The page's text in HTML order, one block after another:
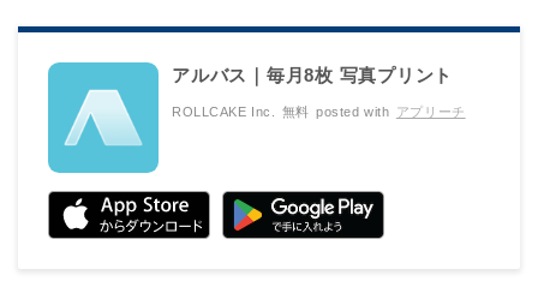
アルバス｜毎月8枚 写真プリント
ROLLCAKE Inc. 無料 posted with アプリーチ